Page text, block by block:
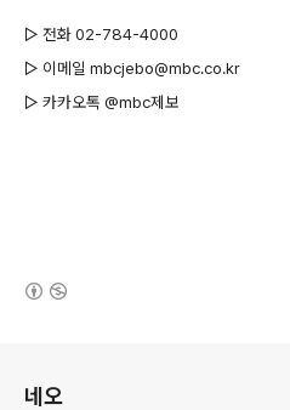
▷ 전화 02-784-4000
▷ 이메일 mbcjebo@mbc.co.kr
▷ 카카오톡 @mbc제보
네오